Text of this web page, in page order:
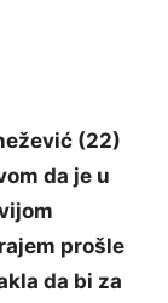
(22)
da je u
prošle
da bi za